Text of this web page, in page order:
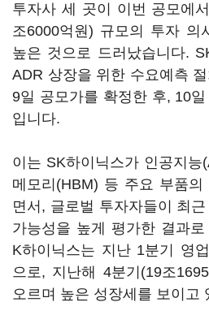
투자사 세 곳이 이번 공모에
조6000억원) 규모의 투자 의
높은 것으로 드러났습니다.
ADR 상장을 위한 수요예측
9일 공모가를 확정한 후, 10
입니다.
이는 SK하이닉스가 인공지능
메모리(HBM) 등 주요 부품
면서, 글로벌 투자자들이 최
가능성을 높게 평가한 결과
K하이닉스는 지난 1분기 영
으로, 지난해 4분기(19조
오르며 높은 성장세를 보이고